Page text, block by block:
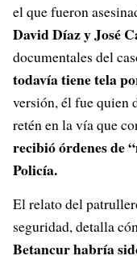
el que fueron
David Díaz y José
documentales del
todavía tiene tela
versión, él fue quien
retén en la vía que
recibió órdenes de
Policía.
El relato del
seguridad, detalla
Betancur habría